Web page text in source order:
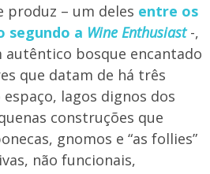
produz – um deles entre os
segundo a Wine Enthusiast-,
bosque encantado
que datam de há três
lagos dignos dos
construções que
gnomos e “as follies”
não funcionais,